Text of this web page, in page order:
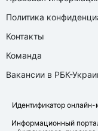
Политика
Контакты
Команда
Вакансии в РБК-
Идентификатор
Информационный